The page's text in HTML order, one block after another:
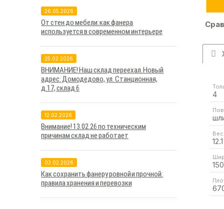
26.05.2026
От стен до мебели: как фанера
используется в современном интерьере
25.02.2026
ВНИМАНИЕ! Наш склад переехал. Новый
адрес: Домодедово, ул. Станционная,
д.17, склад 6
12.02.2026
Внимание! 13.02.26 по техническим
причинам склад не работает
03.02.2026
Как сохранить фанеру ровной и прочной:
правила хранения и перевозки
4
Вес
12.1